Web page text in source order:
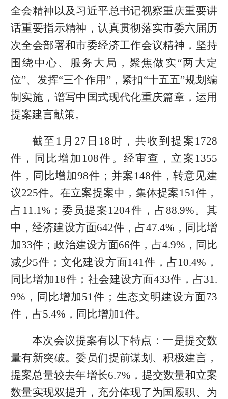
全会精神以及习近平总书记视察重庆重要讲
话重要指示精神，认真贯彻落实市委六届历
次全会部署和市委经济工作会议精神，坚持
围绕中心、服务大局，聚焦做实“两大定
位”、发挥“三个作用”，紧扣“十五五”规划编
制实施，谱写中国式现代化重庆篇章，运用
提案建言献策。
截至1月27日18时，共收到提案1728
件，同比增加108件。经审查，立案1355
件，同比增加98件；并案148件，转意见建
议225件。在立案提案中，集体提案151件，
占11.1%；委员提案1204件，占88.9%。其
中，经济建设方面642件，占47.4%，同比增
加33件；政治建设方面66件，占4.9%，同比
减少5件；文化建设方面141件，占10.4%，
同比增加18件；社会建设方面433件，占31.
9%，同比增加51件；生态文明建设方面73
件，占5.4%，同比增加1件。
本次会议提案有以下特点：一是提交数
量有新突破。委员们提前谋划、积极建言，
提案总量较去年增长6.7%，提交数量和立案
数量实现双提升，充分体现了为国履职、为